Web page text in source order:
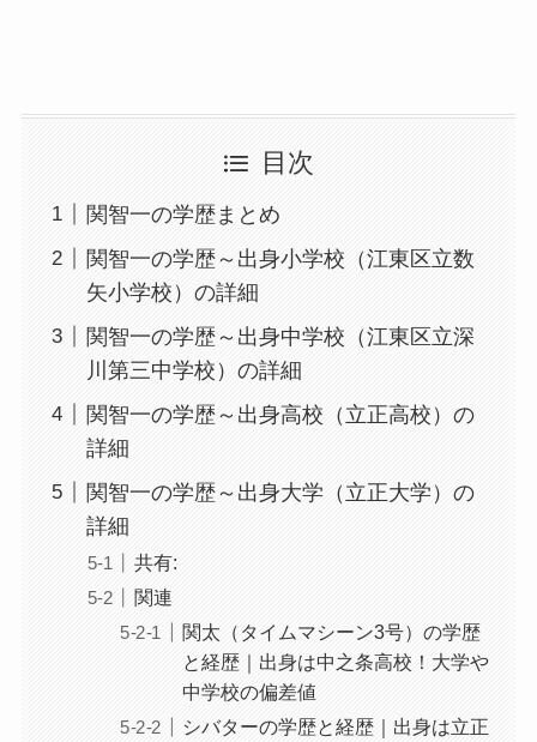
目次
関智一の学歴まとめ
関智一の学歴～出身小学校（江東区立数
矢小学校）の詳細
関智一の学歴～出身中学校（江東区立深
川第三中学校）の詳細
関智一の学歴～出身高校（立正高校）の
詳細
関智一の学歴～出身大学（立正大学）の
詳細
共有:
関連
関太（タイムマシーン3号）の学歴
と経歴｜出身は中之条高校！大学や
中学校の偏差値
シバターの学歴と経歴｜出身は立正